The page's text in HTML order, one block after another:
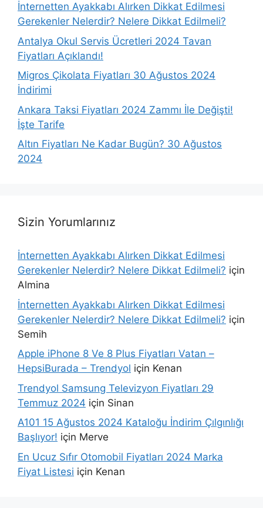
İnternetten Ayakkabı Alırken Dikkat Edilmesi
Gerekenler Nelerdir? Nelere Dikkat Edilmeli?
Antalya Okul Servis Ücretleri 2024 Tavan
Fiyatları Açıklandı!
Migros Çikolata Fiyatları 30 Ağustos 2024
İndirimi
Ankara Taksi Fiyatları 2024 Zammı İle Değişti!
İşte Tarife
Altın Fiyatları Ne Kadar Bugün? 30 Ağustos
2024
Sizin Yorumlarınız
İnternetten Ayakkabı Alırken Dikkat Edilmesi
Gerekenler Nelerdir? Nelere Dikkat Edilmeli? için
Almina
İnternetten Ayakkabı Alırken Dikkat Edilmesi
Gerekenler Nelerdir? Nelere Dikkat Edilmeli? için
Semih
Apple iPhone 8 Ve 8 Plus Fiyatları Vatan –
HepsiBurada – Trendyol için Kenan
Trendyol Samsung Televizyon Fiyatları 29
Temmuz 2024 için Sinan
A101 15 Ağustos 2024 Kataloğu İndirim Çılgınlığı
Başlıyor! için Merve
En Ucuz Sıfır Otomobil Fiyatları 2024 Marka
Fiyat Listesi için Kenan